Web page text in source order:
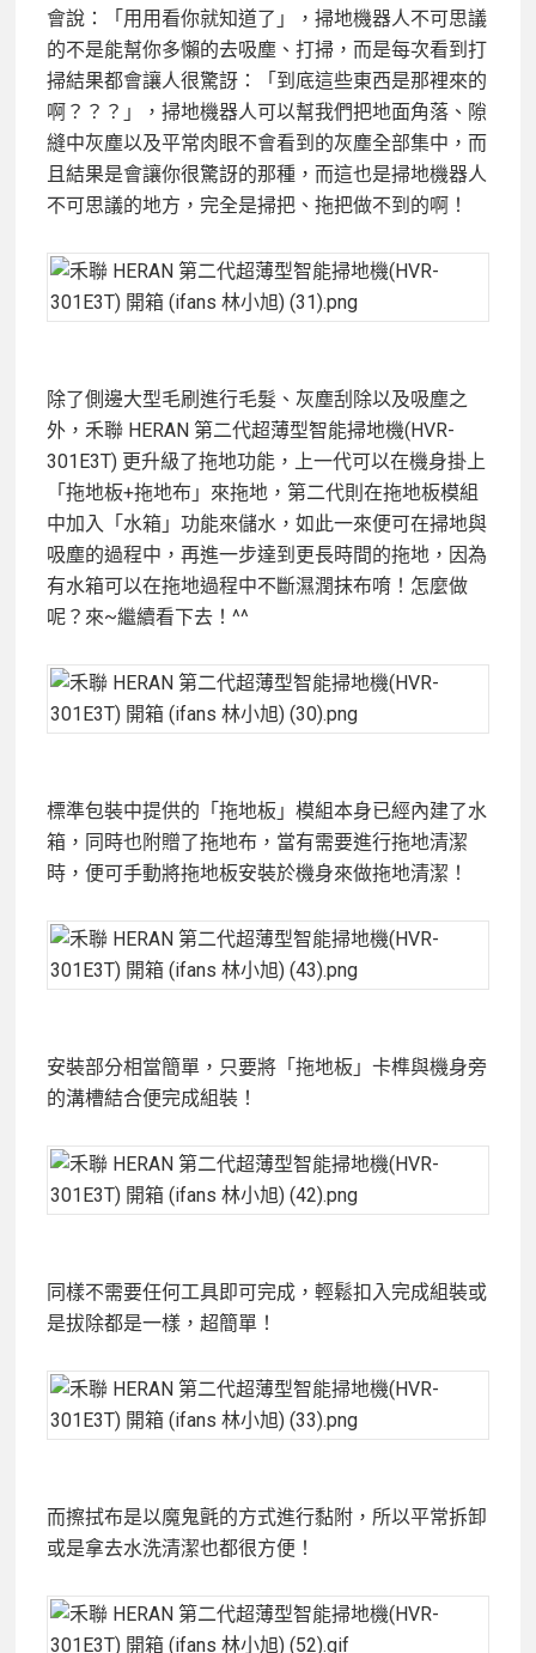
會說：「用用看你就知道了」，掃地機器人不可思議
的不是能幫你多懶的去吸塵、打掃，而是每次看到打
掃結果都會讓人很驚訝：「到底這些東西是那裡來的
啊？？？」，掃地機器人可以幫我們把地面角落、隙
縫中灰塵以及平常肉眼不會看到的灰塵全部集中，而
且結果是會讓你很驚訝的那種，而這也是掃地機器人
不可思議的地方，完全是掃把、拖把做不到的啊！
除了側邊大型毛刷進行毛髮、灰塵刮除以及吸塵之
外，禾聯 HERAN 第二代超薄型智能掃地機(HVR-
301E3T) 更升級了拖地功能，上一代可以在機身掛上
「拖地板+拖地布」來拖地，第二代則在拖地板模組
中加入「水箱」功能來儲水，如此一來便可在掃地與
吸塵的過程中，再進一步達到更長時間的拖地，因為
有水箱可以在拖地過程中不斷濕潤抹布唷！怎麼做
呢？來~繼續看下去！^^
標準包裝中提供的「拖地板」模組本身已經內建了水
箱，同時也附贈了拖地布，當有需要進行拖地清潔
時，便可手動將拖地板安裝於機身來做拖地清潔！
安裝部分相當簡單，只要將「拖地板」卡榫與機身旁
的溝槽結合便完成組裝！
同樣不需要任何工具即可完成，輕鬆扣入完成組裝或
是拔除都是一樣，超簡單！
而擦拭布是以魔鬼氈的方式進行黏附，所以平常拆卸
或是拿去水洗清潔也都很方便！